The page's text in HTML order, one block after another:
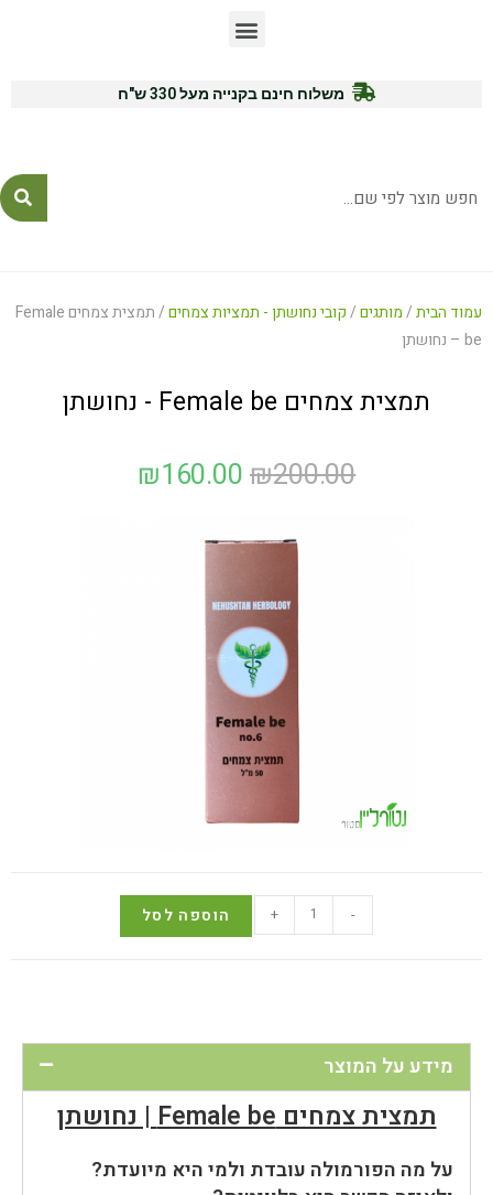
משלוח חינם בקנייה מעל 330 ש"ח
עמוד הבית/מותגים/קובי נחושתן - תמציות צמחים
/ תמצית צמחים Female
be – נחושתן
תמצית צמחים Female be - נחושתן
₪200.00
₪160.00
-
+ הוספה לסל
מידע על המוצר
תמצית צמחים Female be | נחושתן
על מה הפורמולה עובדת ולמי היא מיועדת?